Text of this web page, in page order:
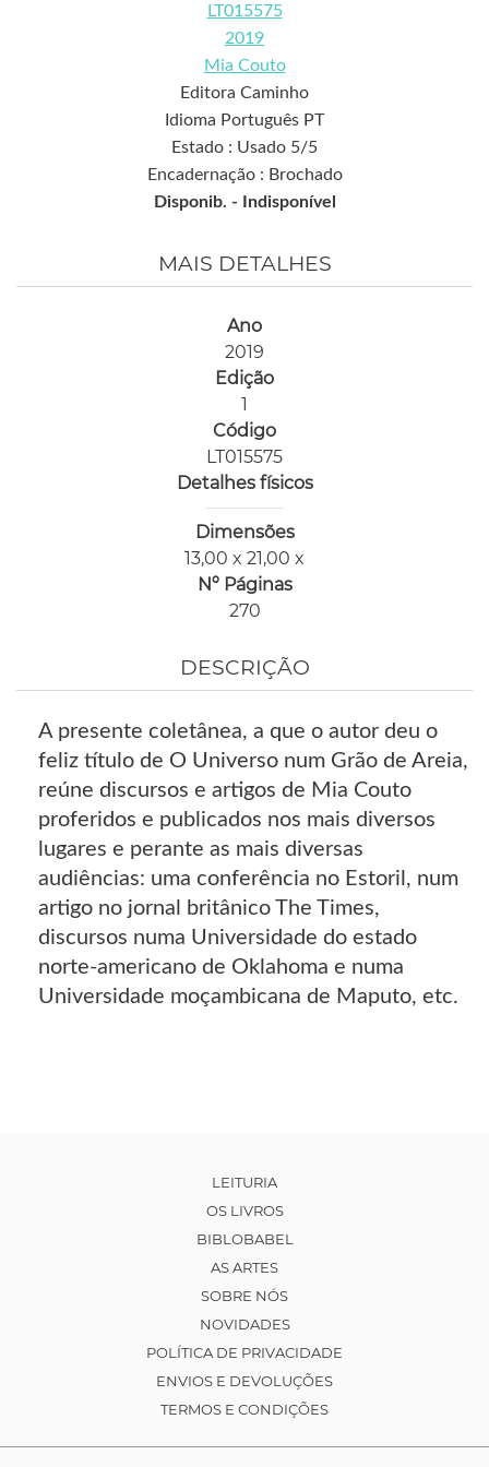
LT015575
2019
Mia Couto
Editora Caminho
Idioma Português PT
Estado : Usado 5/5
Encadernação : Brochado
Disponib. -
Indisponível
MAIS DETALHES
Ano
2019
Edição
1
Código
LT015575
Detalhes físicos
Dimensões
13,00 x 21,00 x
Nº Páginas
270
DESCRIÇÃO
A presente coletânea, a que o autor deu o
feliz título de O Universo num Grão de Areia,
reúne discursos e artigos de Mia Couto
proferidos e publicados nos mais diversos
lugares e perante as mais diversas
audiências: uma conferência no Estoril, num
artigo no jornal britânico The Times,
discursos numa Universidade do estado
norte-americano de Oklahoma e numa
Universidade moçambicana de Maputo, etc.
LEITURIA
OS LIVROS
BIBLOBABEL
AS ARTES
SOBRE NÓS
NOVIDADES
POLÍTICA DE PRIVACIDADE
ENVIOS E DEVOLUÇÕES
TERMOS E CONDIÇÕES